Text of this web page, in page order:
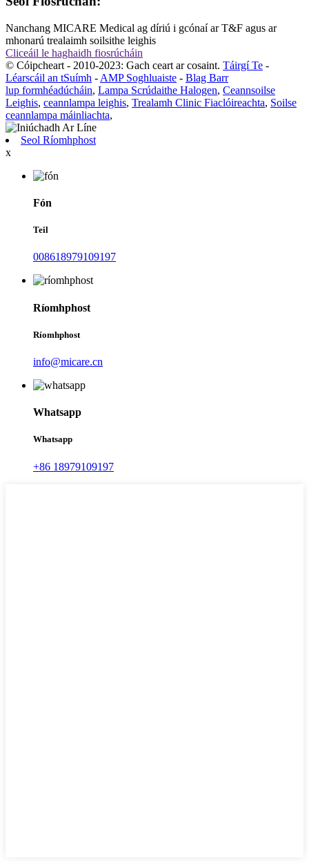
Nanchang MICARE Medical ag díriú i gcónaí ar T&F agus ar
mhonarú trealaimh soilsithe leighis
Cliceáil le haghaidh fiosrúcháin
© Cóipcheart - 2010-2023: Gach ceart ar cosaint. Táirgí Te -
Léarscáil an tSuímh - AMP Soghluaiste - Blag Barr
lup formhéadúcháin, Lampa Scrúdaithe Halogen, Ceannsoilse
Leighis, ceannlampa leighis, Trealamh Clinic Fiaclóireachta, Soilse
ceannlampa máinliachta,
Seol Ríomhphost
x
Fón
Teil
008618979109197
Ríomhphost
Ríomhphost
info@micare.cn
Whatsapp
Whatsapp
+86 18979109197